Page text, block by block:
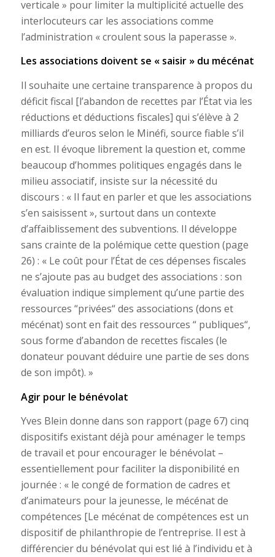
verticale » pour limiter la multiplicité actuelle des
interlocuteurs car les associations comme
l’administration « croulent sous la paperasse ».
Les associations doivent se « saisir » du mécénat
Il souhaite une certaine transparence à propos du
déficit fiscal [l’abandon de recettes par l’État via les
réductions et déductions fiscales] qui s’élève à 2
milliards d’euros selon le Minéfi, source fiable s’il
en est. Il évoque librement la question et, comme
beaucoup d’hommes politiques engagés dans le
milieu associatif, insiste sur la nécessité du
discours : « Il faut en parler et que les associations
s’en saisissent », surtout dans un contexte
d’affaiblissement des subventions. Il développe
sans crainte de la polémique cette question (page
26) : « Le coût pour l’État de ces dépenses fiscales
ne s’ajoute pas au budget des associations : son
évaluation indique simplement qu’une partie des
ressources “privées“ des associations (dons et
mécénat) sont en fait des ressources “ publiques“,
sous forme d’abandon de recettes fiscales (le
donateur pouvant déduire une partie de ses dons
de son impôt). »
Agir pour le bénévolat
Yves Blein donne dans son rapport (page 67) cinq
dispositifs existant déjà pour aménager le temps
de travail et pour encourager le bénévolat –
essentiellement pour faciliter la disponibilité en
journée : « le congé de formation de cadres et
d’animateurs pour la jeunesse, le mécénat de
compétences [Le mécénat de compétences est un
dispositif de philanthropie de l’entreprise. Il est à
différencier du bénévolat qui est lié à l’individu et à